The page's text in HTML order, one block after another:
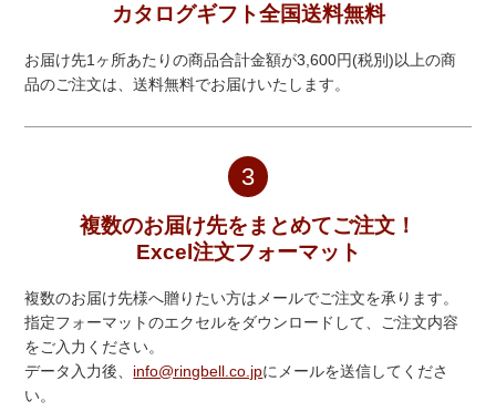
カタログギフト全国送料無料
お届け先1ヶ所あたりの商品合計金額が3,600円(税別)以上の商
品のご注文は、送料無料でお届けいたします。
3
複数のお届け先をまとめてご注文！
Excel注文フォーマット
複数のお届け先様へ贈りたい方はメールでご注文を承ります。
指定フォーマットのエクセルをダウンロードして、ご注文内容
をご入力ください。
データ入力後、 info@ringbell.co.jpにメールを送信してくださ
い。